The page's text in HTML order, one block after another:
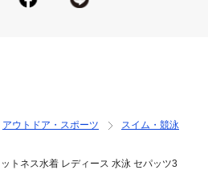
ー表記がメーカーカラー表記と異
アビクス水着  Lady's Ladys れ
スイミング 水泳 スイムウェア ス
着 フィットネス用 アクアビクス セ
アクアビクス スポーツジム
アウトドア・スポーツ
スイム・競泳
トネス水着 レディース 水泳 セパッツ3